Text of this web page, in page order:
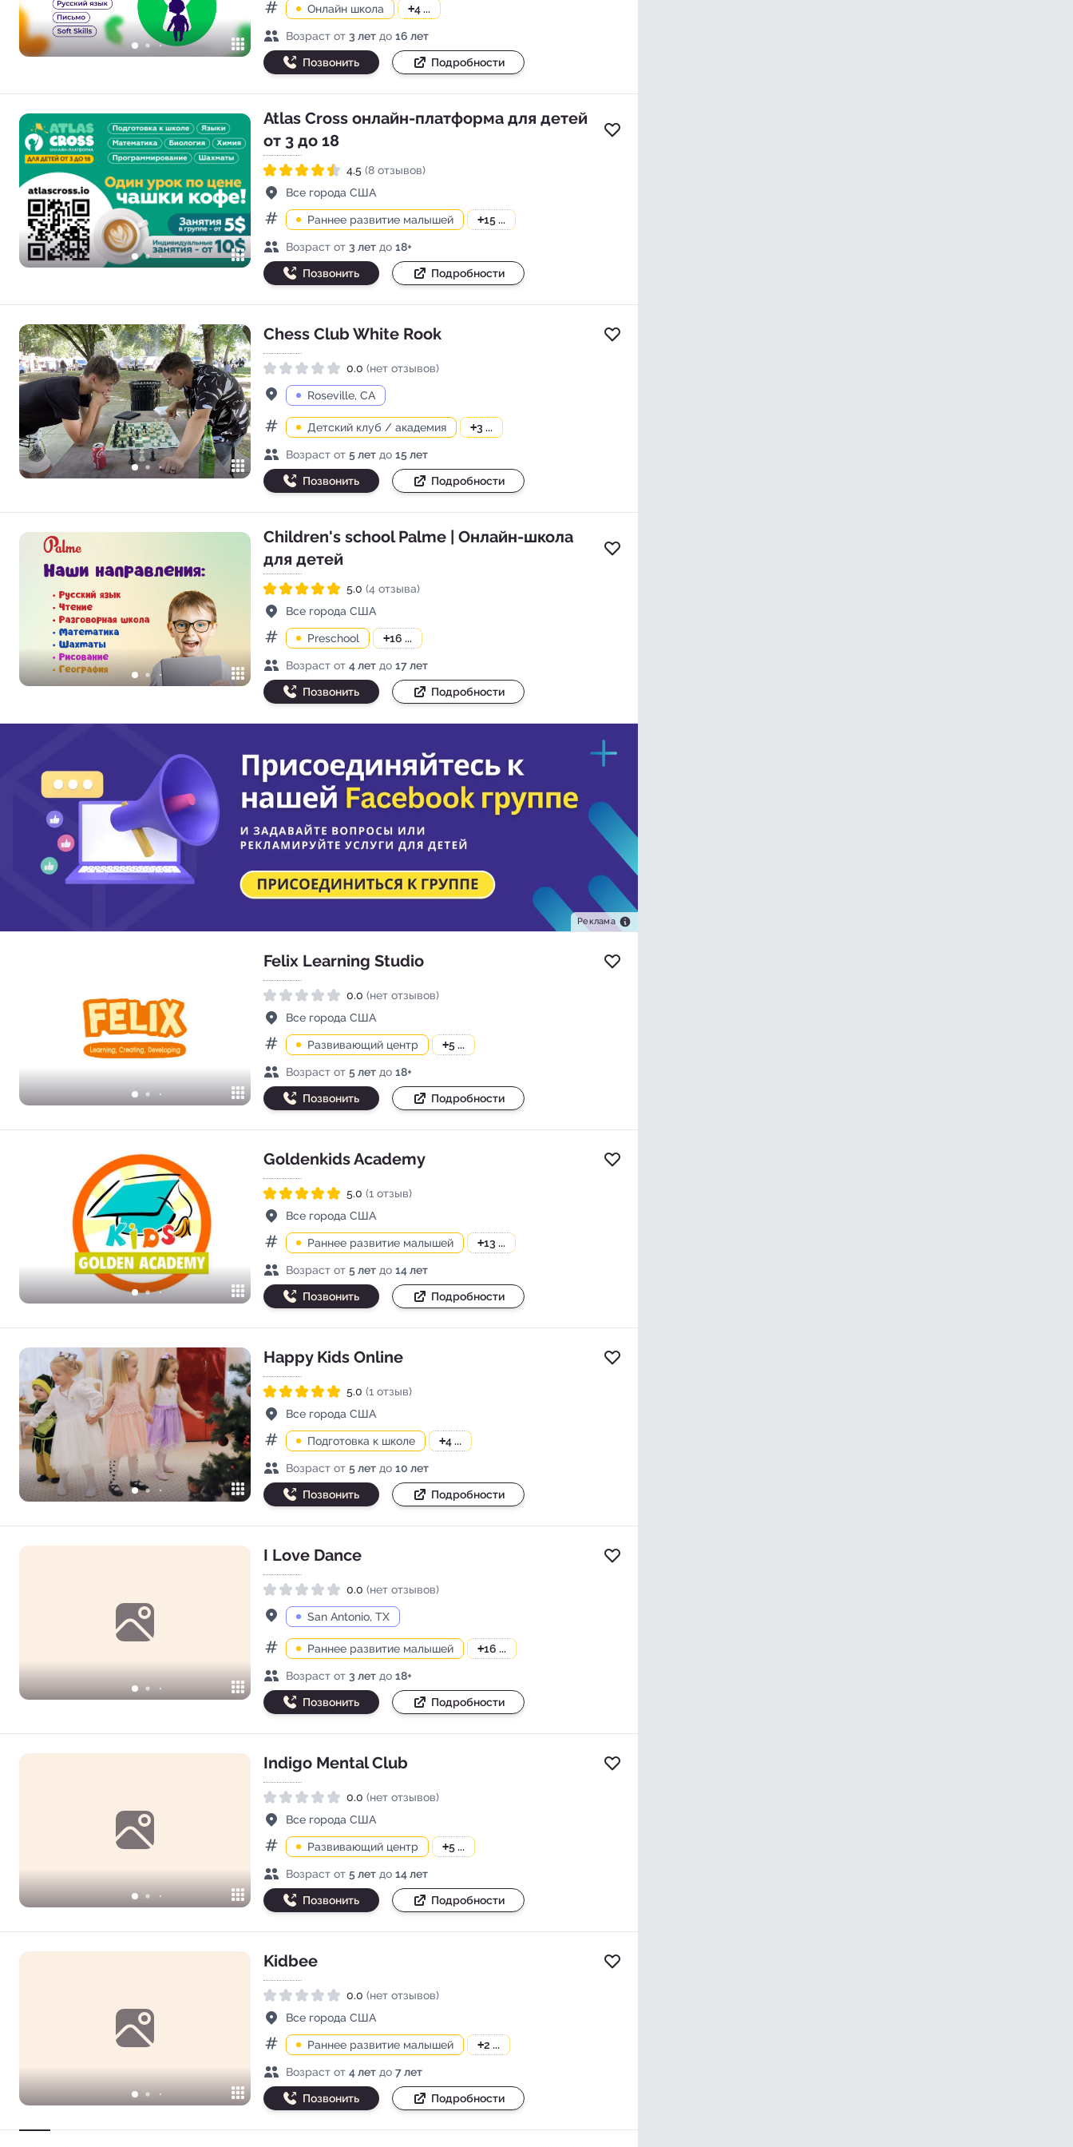
КатегорииОнлайн школа +4 ...
Возраст детей
Возраст от 3 лет до 16 лет
Позвонить Подробности
Atlas Cross онлайн-платформа для детей
от 3 до 18
Добавить в избранное
Рейтинг 4.5 из 5
4.5 (8 отзывов)
АдресВсе города США
КатегорииРаннее развитие малышей +15 ...
Возраст детей
Возраст от 3 лет до 18+
Позвонить Подробности
Chess Club White Rook Добавить в избранное
0.0 (нет отзывов)
Адрес
Roseville, CA
КатегорииДетский клуб / академия +3 ...
Возраст детей
Возраст от 5 лет до 15 лет
Позвонить Подробности
Children's school Palme | Онлайн-школа
для детей
Добавить в избранное
Рейтинг 5.0 из 5
5.0 (4 отзыва)
АдресВсе города США
КатегорииPreschool +16 ...
Возраст детей
Возраст от 4 лет до 17 лет
Позвонить Подробности
Реклама
Felix Learning Studio Добавить в избранное
Рейтинг 0.0 из 5
0.0 (нет отзывов)
АдресВсе города США
КатегорииРазвивающий центр +5 ...
Возраст детей
Возраст от 5 лет до 18+
Позвонить Подробности
Goldenkids Academy Добавить в избранное
Рейтинг 5.0 из 5
5.0 (1 отзыв)
АдресВсе города США
КатегорииРаннее развитие малышей +13 ...
Возраст детей
Возраст от 5 лет до 14 лет
Позвонить Подробности
Happy Kids Online Добавить в избранное
Рейтинг 5.0 из 5
5.0 (1 отзыв)
АдресВсе города США
КатегорииПодготовка к школе +4 ...
Возраст детей
Возраст от 5 лет до 10 лет
Позвонить Подробности
I Love Dance Добавить в избранное
0.0 (нет отзывов)
Адрес
San Antonio, TX
КатегорииРаннее развитие малышей +16 ...
Возраст детей
Возраст от 3 лет до 18+
Позвонить Подробности
Indigo Mental Club Добавить в избранное
Рейтинг 0.0 из 5
0.0 (нет отзывов)
АдресВсе города США
КатегорииРазвивающий центр +5 ...
Возраст детей
Возраст от 5 лет до 14 лет
Позвонить Подробности
Kidbee Добавить в избранное
Рейтинг 0.0 из 5
0.0 (нет отзывов)
АдресВсе города США
КатегорииРаннее развитие малышей +2 ...
Возраст детей
Возраст от 4 лет до 7 лет
Позвонить Подробности